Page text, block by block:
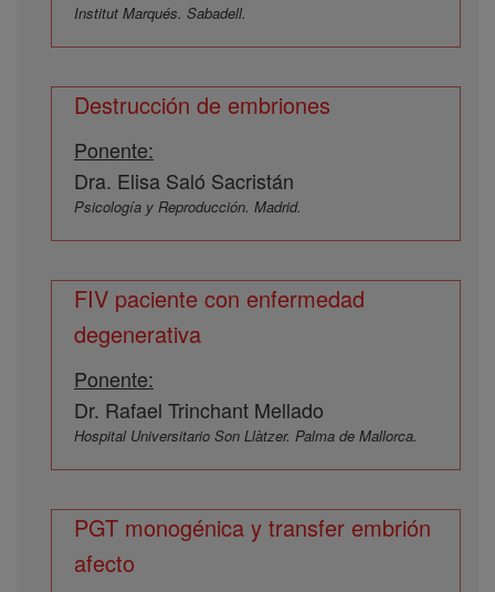
Institut Marqués. Sabadell.
Destrucción de embriones
Ponente:
Dra. Elisa Saló Sacristán
Psicología y Reproducción. Madrid.
FIV paciente con enfermedad
degenerativa
Ponente:
Dr. Rafael Trinchant Mellado
Hospital Universitario Son Llàtzer. Palma de Mallorca.
PGT monogénica y transfer embrión
afecto